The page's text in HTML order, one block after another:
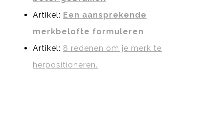
Artikel: Een aansprekende
merkbelofte formuleren
Artikel: 8 redenen om je merk te
herpositioneren.